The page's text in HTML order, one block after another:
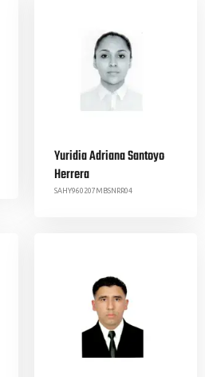
Yuridia Adriana Santoyo
Herrera
SAHY960207MBSNRR04